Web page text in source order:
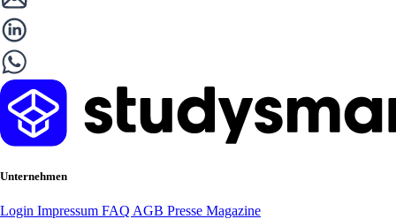
Unternehmen
Login Impressum FAQ AGB Presse Magazine